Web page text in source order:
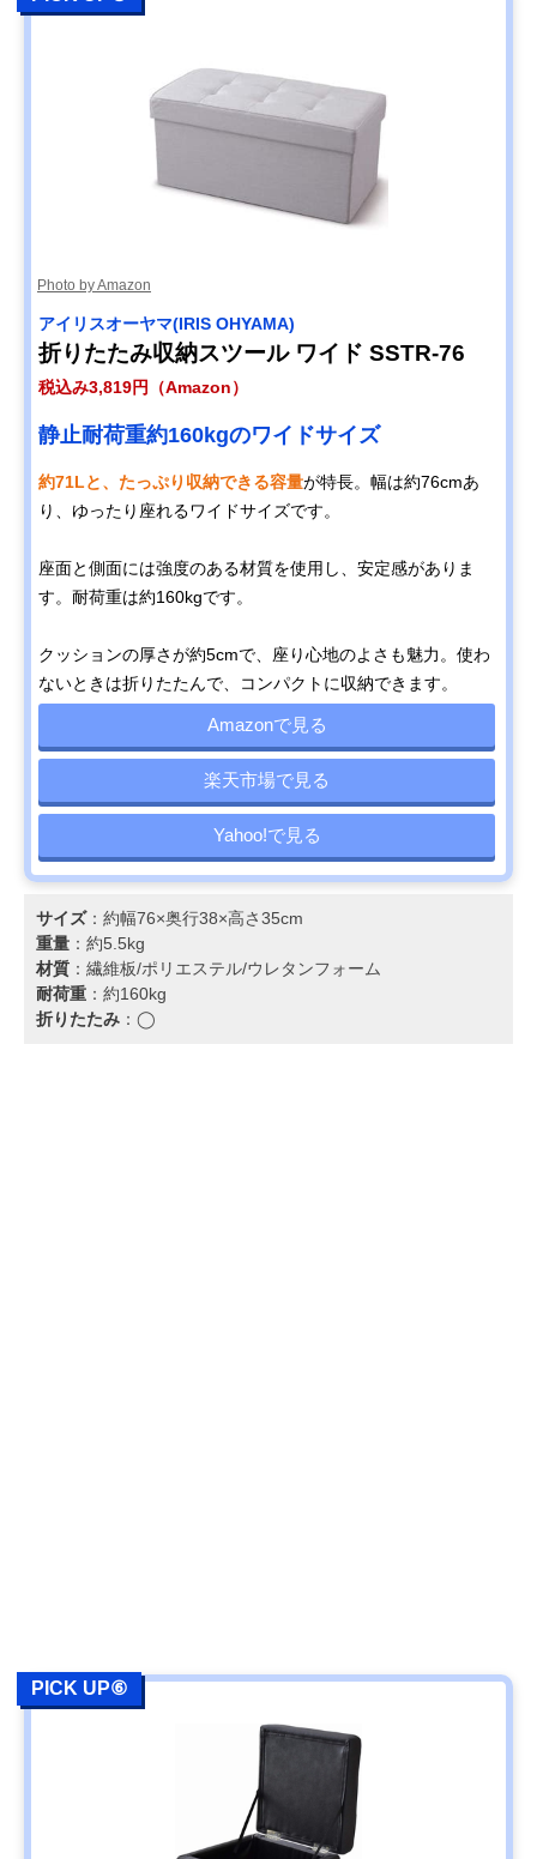
Photo by Amazon
‎アイリスオーヤマ(IRIS OHYAMA)
折りたたみ収納スツール ワイド SSTR-76
税込み3,819円（Amazon）
静止耐荷重約160kgのワイドサイズ
約71Lと、たっぷり収納できる容量が特長。幅は約76cmあ
り、ゆったり座れるワイドサイズです。
座面と側面には強度のある材質を使用し、安定感がありま
す。耐荷重は約160kgです。
クッションの厚さが約5cmで、座り心地のよさも魅力。使わ
ないときは折りたたんで、コンパクトに収納できます。
Amazonで見る
楽天市場で見る
Yahoo!で見る
サイズ：約幅76×奥行38×高さ35cm
重量 ：約5.5kg
材質 ：繊維板/ポリエステル/ウレタンフォーム
耐荷重 ：約160kg
折りたたみ ：◯
PICK UP⑥